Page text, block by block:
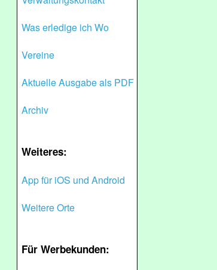
Was erledige ich Wo
Vereine
Aktuelle Ausgabe als PDF
Archiv
Weiteres:
App für iOS und Android
Weitere Orte
Für Werbekunden: